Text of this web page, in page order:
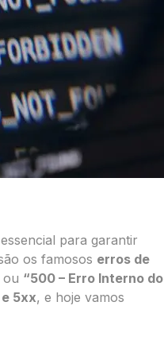
para garantir
os famosos erros de
“500 – Erro Interno do
5xx, e hoje vamos